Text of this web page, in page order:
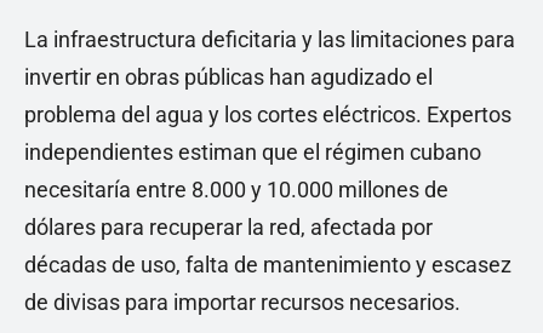
La infraestructura deficitaria y las limitaciones para
invertir en obras públicas han agudizado el
problema del agua y los cortes eléctricos. Expertos
independientes estiman que el régimen cubano
necesitaría entre 8.000 y 10.000 millones de
dólares para recuperar la red, afectada por
décadas de uso, falta de mantenimiento y escasez
de divisas para importar recursos necesarios.